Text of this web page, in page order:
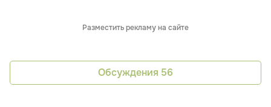
Разместить рекламу на сайте
Обсуждения 56